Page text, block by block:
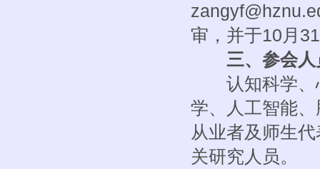
审，并于10月
三、参会人
认知科学、
学、人工智能
从业者及师生
关研究人员。